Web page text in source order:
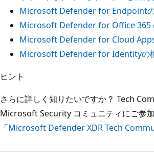
Microsoft Defender for Endpoint
Microsoft Defender for Office 365
Microsoft Defender for Cloud
Microsoft Defender for Identityの
ヒント
さらに詳しく知りたいですか？ Tech
Microsoft Security コミュニティにご参
「Microsoft Defender XDR Tech